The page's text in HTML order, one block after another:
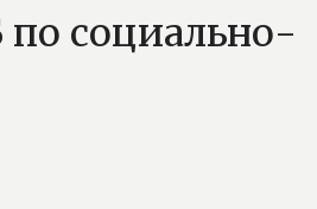
по социально-